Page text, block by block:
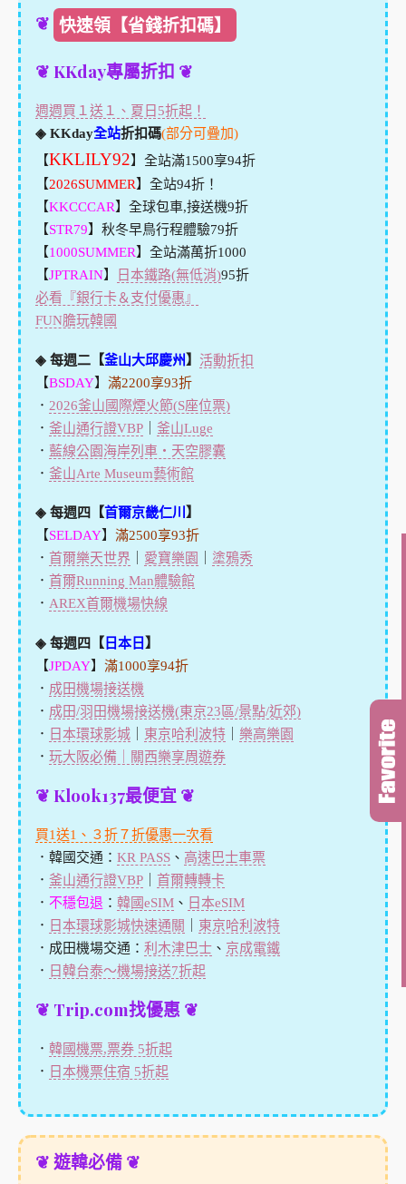
❦ 快速領【省錢折扣碼】
❦ KKday專屬折扣 ❦
週週買１送１、夏日5折起！
◈ KKday全站折扣碼(部分可疊加)
【KKLILY92】全站滿1500享94折
【2026SUMMER】全站94折！
【KKCCCAR】全球包車,接送機9折
【STR79】秋冬早鳥行程體驗79折
【1000SUMMER】全站滿萬折1000
【JPTRAIN】 日本鐵路(無低消)95折
必看『銀行卡＆支付優惠』
FUN膽玩韓國
◈ 每週二【釜山大邱慶州 】 活動折扣
【BSDAY】 滿2200享93折
． 2026釜山國際煙火節(S座位票)
． 釜山通行證VBP｜ 釜山Luge
． 藍線公園海岸列車・天空膠囊
． 釜山Arte Museum藝術館
◈ 每週四【首爾京畿仁川 】
【SELDAY】 滿2500享93折
． 首爾樂天世界 愛寶樂園
塗鴉秀
． 首爾Running Man體驗館
． AREX首爾機場快線
◈ 每週四【 日本日 】
【JPDAY】 滿1000享94折
． 成田機場接送機
． 成田/羽田機場接送機(東京23區/景點/近郊)
． 日本環球影城｜ 東京哈利波特｜ 樂高樂園
． 玩大阪必備｜關西樂享周遊券
❦ Klook137最便宜 ❦
買1送1、３折７折優惠一次看
．韓國交通： KR PASS、 高速巴士車票
． 釜山通行證VBP｜ 首爾轉轉卡
． 不穩包退 ： 韓國eSIM、 日本eSIM
． 日本環球影城快速通關
東京哈利波特
．成田機場交通： 利木津巴士、 京成電鐵
． 日韓台泰～機場接送7折起
❦ Trip.com找優惠 ❦
． 韓國機票,票券 5折起
． 日本機票住宿 5折起
❦ 遊韓必備 ❦